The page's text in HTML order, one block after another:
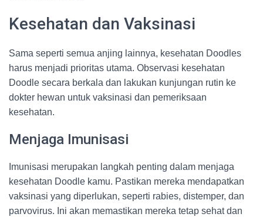
Kesehatan dan Vaksinasi
Sama seperti semua anjing lainnya, kesehatan Doodles
harus menjadi prioritas utama. Observasi kesehatan
Doodle secara berkala dan lakukan kunjungan rutin ke
dokter hewan untuk vaksinasi dan pemeriksaan
kesehatan.
Menjaga Imunisasi
Imunisasi merupakan langkah penting dalam menjaga
kesehatan Doodle kamu. Pastikan mereka mendapatkan
vaksinasi yang diperlukan, seperti rabies, distemper, dan
parvovirus. Ini akan memastikan mereka tetap sehat dan